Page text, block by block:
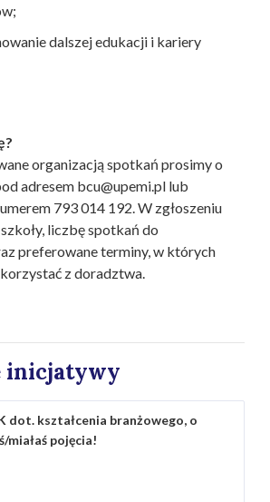
dalszej edukacji i kariery
organizacją spotkań prosimy o
adresem bcu@upemi.pl lub
793 014 192. W zgłoszeniu
liczbę spotkań do
preferowane terminy, w których
z doradztwa.
inicjatywy
dot. kształcenia branżowego, o
miałaś pojęcia!